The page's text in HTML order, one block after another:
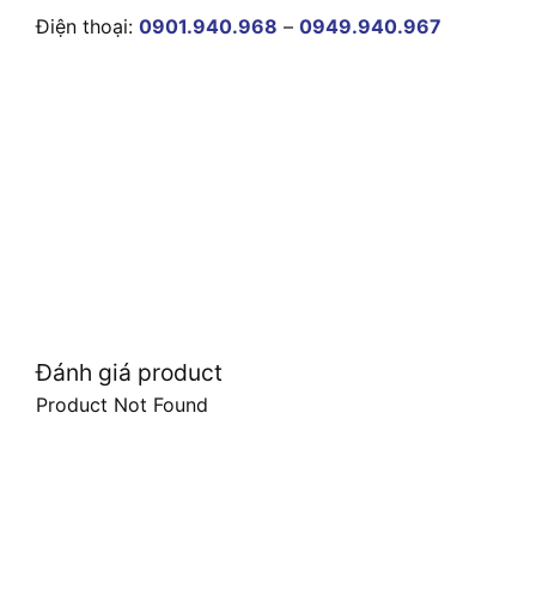
Điện thoại: 0901.940.968 – 0949.940.967
Đánh giá product
Product Not Found